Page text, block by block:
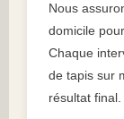
Nous
domicile
Chaque
de tapis sur
résultat final.